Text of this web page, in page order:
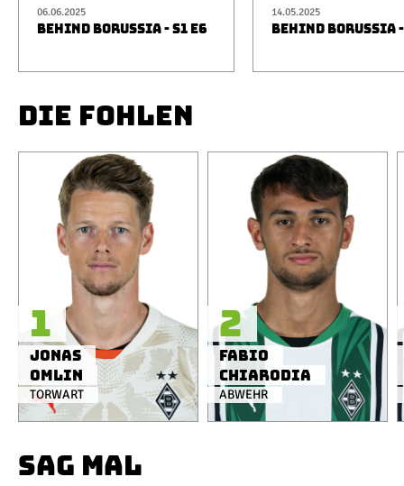
06.06.2025
BEHIND BORUSSIA - S1 E6
14.05.2025
BEHIND BORUSSIA
DIE FOHLEN
TORWART
Jonas
Omlin
1
ABWEHR
Fabio
Chiarodia
2
SAG MAL